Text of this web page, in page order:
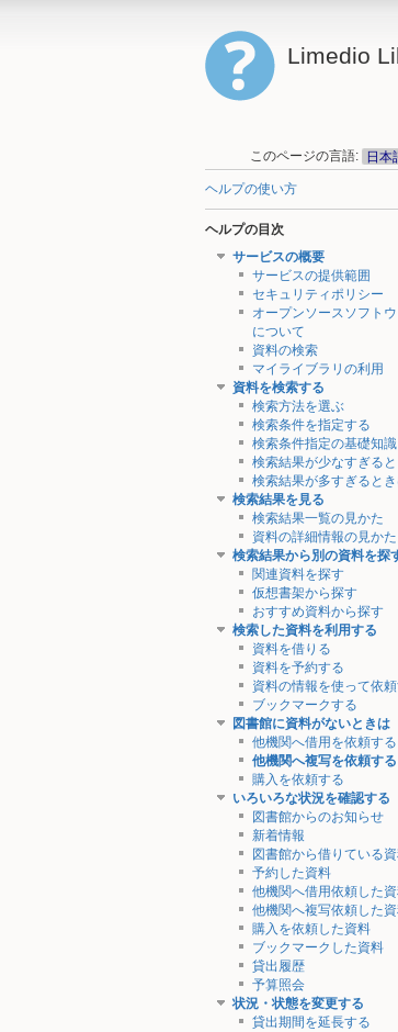
Limedio
このページの言語:
ヘルプの使い方
ヘルプの目次
サービスの概要
サービスの提供範囲
セキュリティポリシー
オープンソースソフト
について
資料の検索
マイライブラリの利用
資料を検索する
検索方法を選ぶ
検索条件を指定する
検索条件指定の基礎知識
検索結果が少なすぎる
検索結果が多すぎると
検索結果を見る
検索結果一覧の見かた
資料の詳細情報の見かた
検索結果から別の資料を探
関連資料を探す
仮想書架から探す
おすすめ資料から探す
検索した資料を利用する
資料を借りる
資料を予約する
資料の情報を使って依
ブックマークする
図書館に資料がないときは
他機関へ借用を依頼する
他機関へ複写を依頼する
購入を依頼する
いろいろな状況を確認する
図書館からのお知らせ
新着情報
図書館から借りている
予約した資料
他機関へ借用依頼した
他機関へ複写依頼した
購入を依頼した資料
ブックマークした資料
貸出履歴
予算照会
状況・状態を変更する
貸出期間を延長する